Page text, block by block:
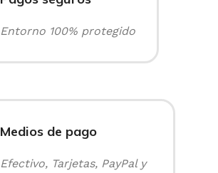
Entorno 100% protegido
Medios de pago
Efectivo, Tarjetas, PayPal y